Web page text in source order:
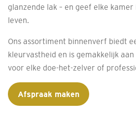
glanzende lak – en geef elke
leven.
Ons assortiment binnenverf biedt
kleurvastheid en is gemakkelijk
voor elke doe-het-zelver of
Afspraak maken